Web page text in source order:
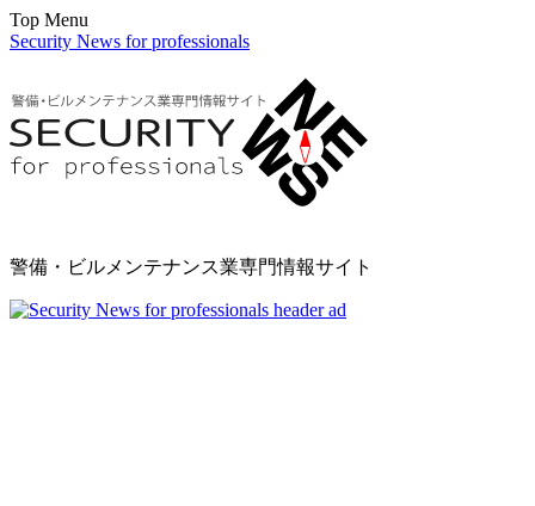
Top Menu
Security News for professionals
警備・ビルメンテナンス業専門情報サイト